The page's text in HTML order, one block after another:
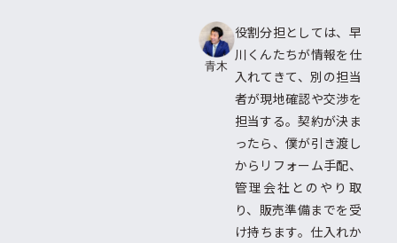
青木
役割分担としては、早
川くんたちが情報を仕
入れてきて、別の担当
者が現地確認や交渉を
担当する。契約が決ま
ったら、僕が引き渡し
からリフォーム手配、
管理会社とのやり取
り、販売準備までを受
け持ちます。仕入れか